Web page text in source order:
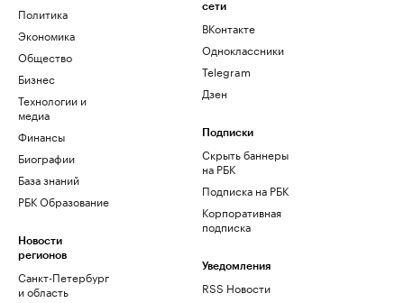
Политика
Экономика
Общество
Бизнес
Технологии и
медиа
Финансы
Биографии
База знаний
РБК Образование
Новости
регионов
Санкт-Петербург
и область
сети
ВКонтакте
Одноклассники
Telegram
Дзен
Подписки
Скрыть баннеры
на РБК
Подписка на РБК
Корпоративная
подписка
Уведомления
RSS Новости